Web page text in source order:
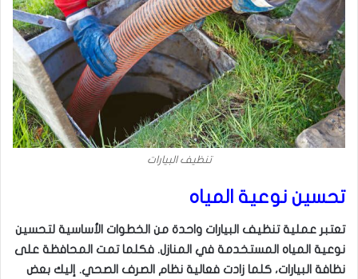
تنظيف البيارات
تحسين نوعية المياه
تعتبر عملية تنظيف البيارات واحدة من الخطوات الأساسية لتحسين
نوعية المياه المستخدمة في المنازل. فكلما تمت المحافظة على
نظافة البيارات، كلما زادت فعالية نظام الصرف الصحي. إليك بعض